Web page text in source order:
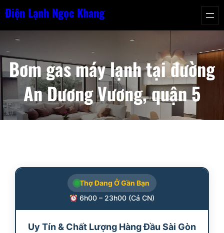
Chuyển
nội
dung
Điện Lạnh Ngọc Khang
Bơm gas máy lạnh tại đường
An Dương Vương, quận 5
Thợ Đang Ở Gần Bạn
6h00 – 23h00 (Cả CN)
Uy Tín & Chất Lượng Hàng Đầu Sài Gòn